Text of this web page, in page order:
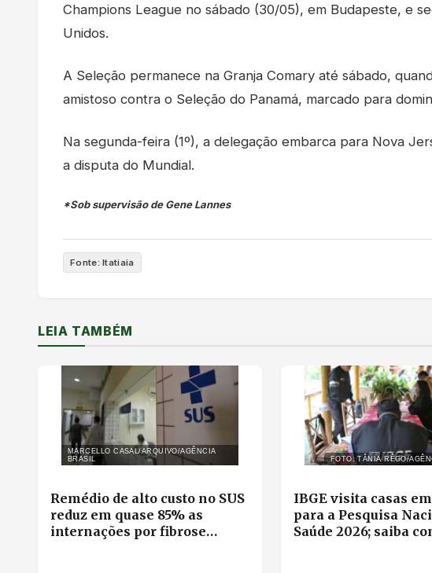
Champions League no sábado (30/05), em Budapeste, e
Unidos.
A Seleção permanece na Granja Comary até sábado,
amistoso contra o Seleção do Panamá, marcado para
Na segunda-feira (1º), a delegação embarca para Nova
a disputa do Mundial.
*Sob supervisão de Gene Lannes
Fonte: Itatiaia
LEIA TAMBÉM
MARCELLO CASAL/ARQUIVO/AGÊNCIA
BRASIL
Remédio de alto custo no SUS
reduz em quase 85% as
internações por fibrose
FOTO: TÂNIA RÊGO/
IBGE visita casas
para a Pesquisa
Saúde 2026; saiba